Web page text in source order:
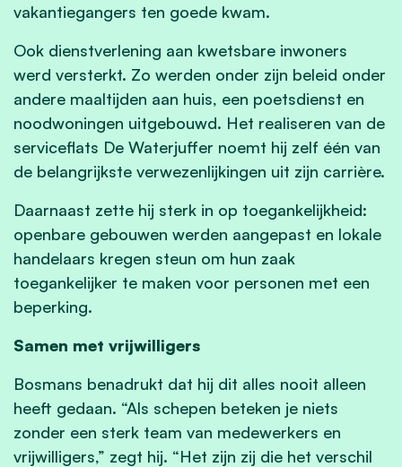
vakantiegangers ten goede kwam.
Ook dienstverlening aan kwetsbare inwoners
werd versterkt. Zo werden onder zijn beleid onder
andere maaltijden aan huis, een poetsdienst en
noodwoningen uitgebouwd. Het realiseren van de
serviceflats De Waterjuffer noemt hij zelf één van
de belangrijkste verwezenlijkingen uit zijn carrière.
Daarnaast zette hij sterk in op toegankelijkheid:
openbare gebouwen werden aangepast en lokale
handelaars kregen steun om hun zaak
toegankelijker te maken voor personen met een
beperking.
Samen met vrijwilligers
Bosmans benadrukt dat hij dit alles nooit alleen
heeft gedaan. “Als schepen beteken je niets
zonder een sterk team van medewerkers en
vrijwilligers,” zegt hij. “Het zijn zij die het verschil